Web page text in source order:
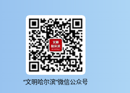
“文明哈尔滨”微信公众号